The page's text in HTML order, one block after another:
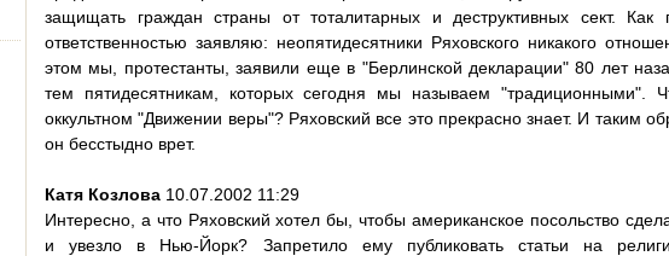
защищать граждан страны от тоталитарных и деструктивных сект.
ответственностью заявляю: неопятидесятники Ряховского никакого
этом мы, протестанты, заявили еще в "Берлинской декларации" 80 лет
тем пятидесятникам, которых сегодня мы называем "традиционными".
оккультном "Движении веры"? Ряховский все это прекрасно знает. И таким
он бесстыдно врет.
Катя Козлова 10.07.2002 11:29
Интересно, а что Ряховский хотел бы, чтобы американское посольство
и увезло в Нью-Йорк? Запретило ему публиковать статьи на